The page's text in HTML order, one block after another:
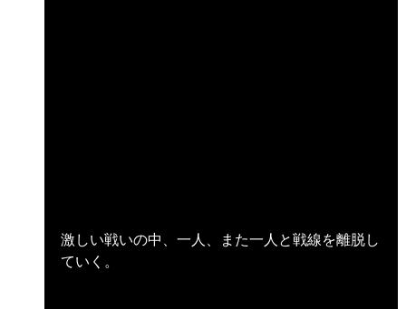
激しい戦いの中、一人、また一人と戦線を離脱し
ていく。